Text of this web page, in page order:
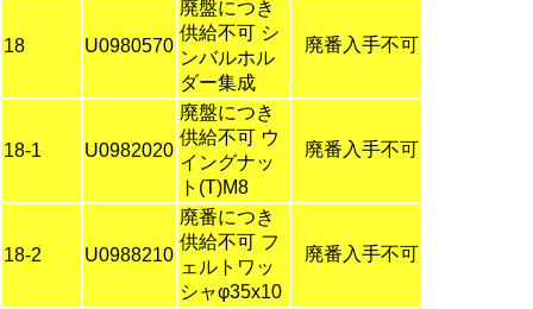
18 U0980570
廃盤につき
供給不可 シ
ンバルホル
ダー集成
廃番入手不可
18-1 U0982020
廃盤につき
供給不可 ウ
イングナッ
ト(T)M8
廃番入手不可
18-2 U0988210
廃番につき
供給不可 フ
ェルトワッ
シャφ35x10
廃番入手不可